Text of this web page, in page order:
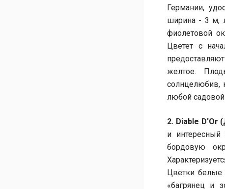
Германии,
ширина - 3 м,
фиолетовой
Цветет с
желтое.
солнцелюбив,
любой
2. Diable D'Or
и
бордовую
Цветки белые
«багрянец и